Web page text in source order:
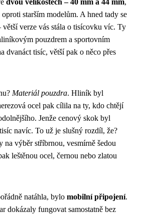
dvou velikostech – 40 mm a 44 mm,
starším modelům. A hned tady se
verze vás stála o tisícovku víc. Ty
pouzdrem a sportovním
dvanáct tisíc, větší pak o něco přes
Materiál pouzdra. Hliník byl
ocel pak cílila na ty, kdo chtějí
Jenže cenový skok byl
navíc. To už je slušný rozdíl, že?
výběr stříbrnou, vesmírně šedou
leštěnou ocel, černou nebo zlatou
natáhla, bylo mobilní připojení.
dokázaly fungovat samostatně bez